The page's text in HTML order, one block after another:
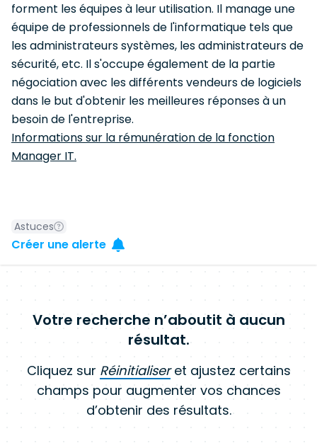
forment les équipes à leur utilisation. Il manage une
équipe de professionnels de l'informatique tels que
les administrateurs systèmes, les administrateurs de
sécurité, etc. Il s'occupe également de la partie
négociation avec les différents vendeurs de logiciels
dans le but d'obtenir les meilleures réponses à un
besoin de l'entreprise.
Informations sur la rémunération de la fonction
Manager IT.
Astuces
Créer une alerte
Votre recherche n’aboutit à aucun
résultat.
Cliquez sur Réinitialiseret ajustez certains
champs pour augmenter vos chances
d’obtenir des résultats.